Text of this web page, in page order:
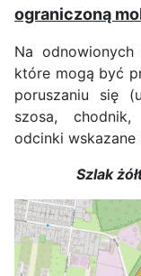
ograniczoną
Na
które mogą być
poruszaniu się
szosa, chodnik,
odcinki wskazane
Szlak